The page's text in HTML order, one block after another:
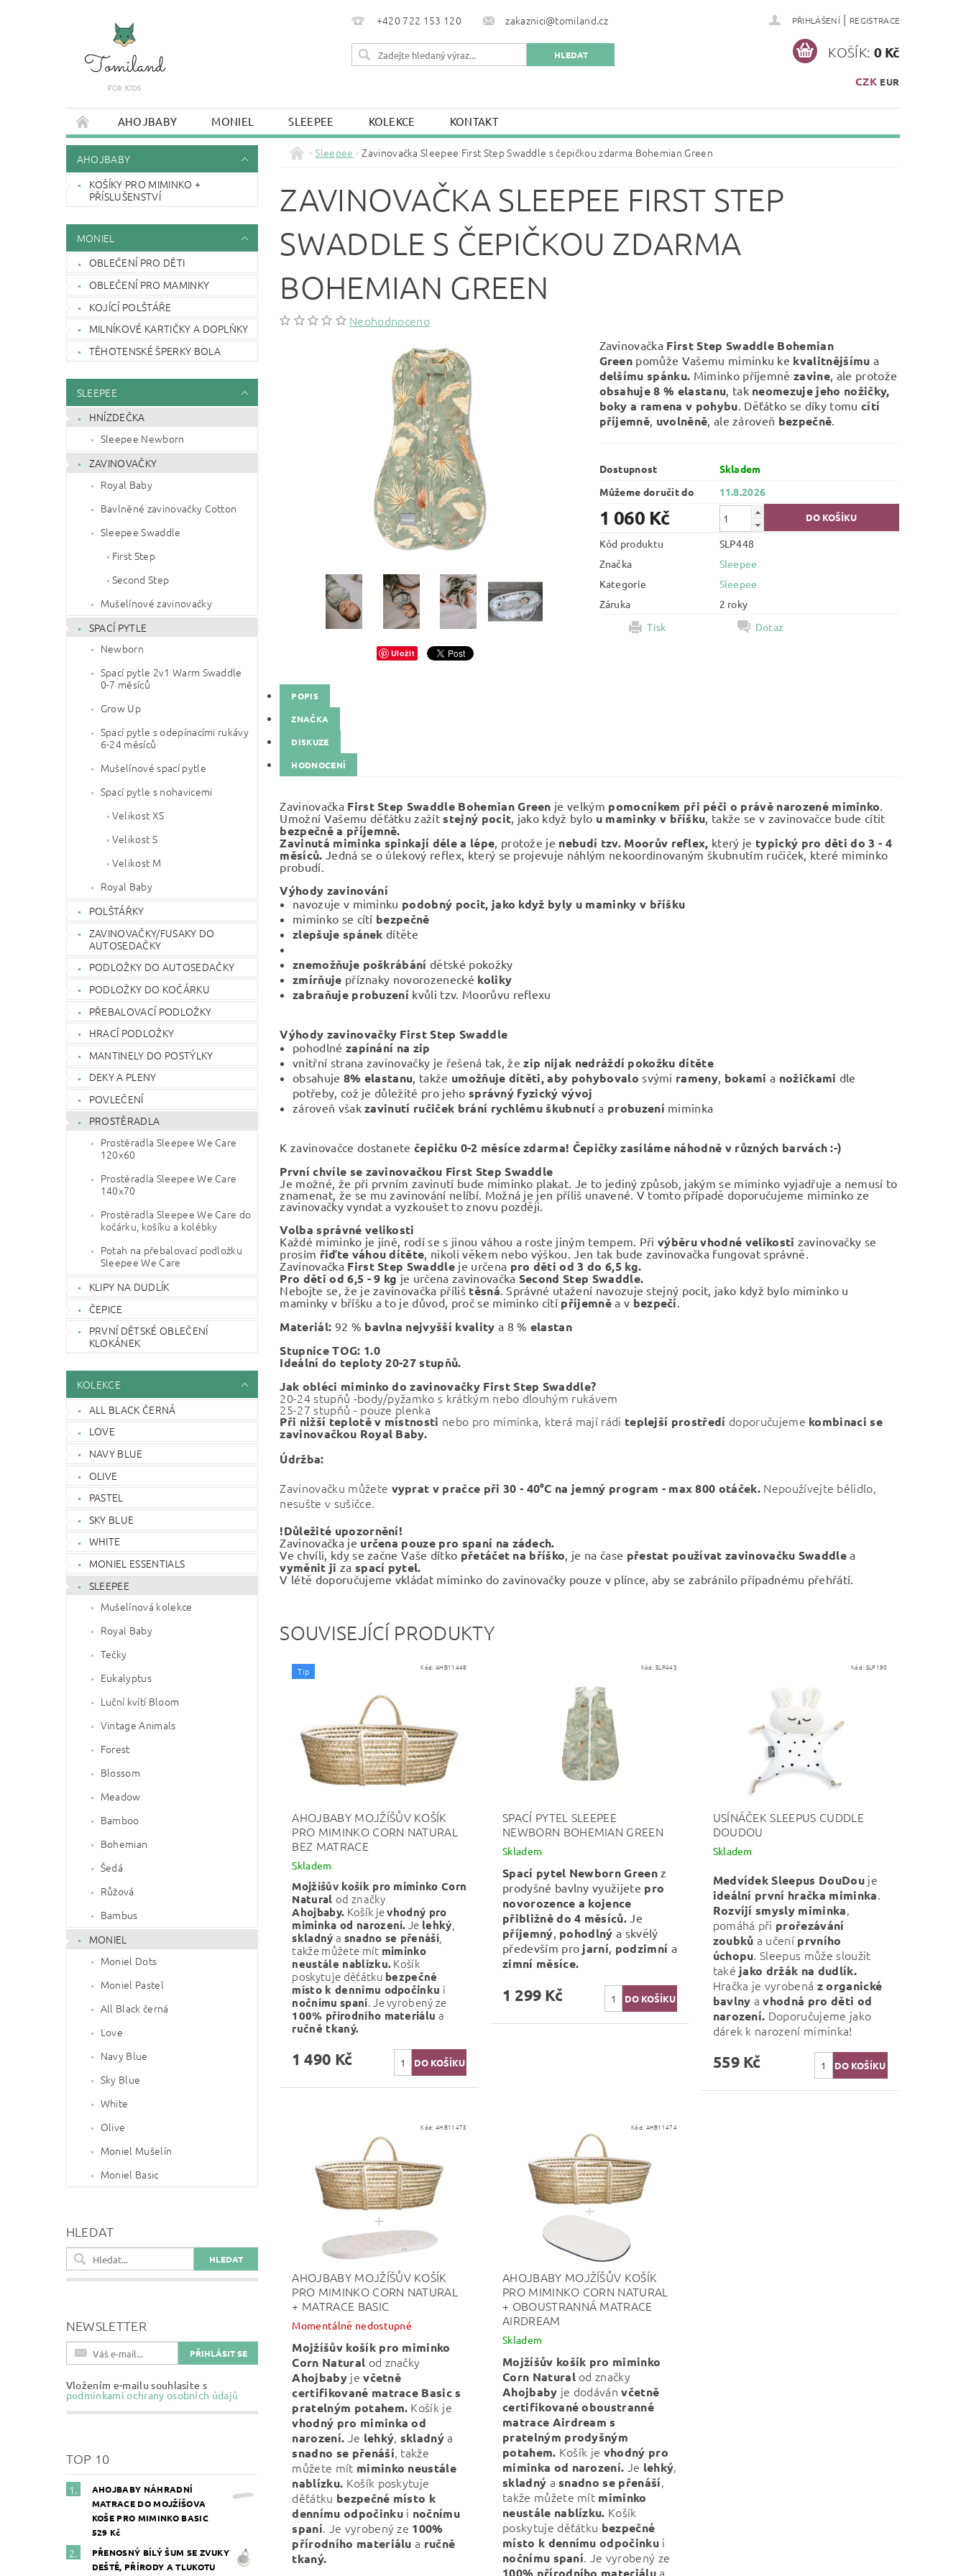
+420 722 153 120 zakaznici@tomiland.cz PŘIHLÁŠENÍ | REGISTRACE
CZK EUR
KOŠÍK: 0 Kč
AHOJBABY MONIEL SLEEPEE KOLEKCE KONTAKT
AHOJBABY
KOŠÍKY PRO MIMINKO +
PŘÍSLUŠENSTVÍ
MONIEL
OBLEČENÍ PRO DĚTI
OBLEČENÍ PRO MAMINKY
KOJÍCÍ POLŠTÁŘE
MILNÍKOVÉ KARTIČKY A DOPLŇKY
TĚHOTENSKÉ ŠPERKY BOLA
SLEEPEE
HNÍZDEČKA
Sleepee Newborn
ZAVINOVAČKY
Royal Baby
Bavlněné zavinovačky Cotton
Sleepee Swaddle
First Step
Second Step
Mušelínové zavinovačky
SPACÍ PYTLE
Newborn
Spací pytle 2v1 Warm Swaddle
0-7 měsíců
Grow Up
Spací pytle s odepínacími rukávy
6-24 měsíců
Mušelínové spací pytle
Spací pytle s nohavicemi
Velikost XS
Velikost S
Velikost M
Royal Baby
POLŠTÁŘKY
ZAVINOVAČKY/FUSAKY DO
AUTOSEDAČKY
PODLOŽKY DO AUTOSEDAČKY
PODLOŽKY DO KOČÁRKU
PŘEBALOVACÍ PODLOŽKY
HRACÍ PODLOŽKY
MANTINELY DO POSTÝLKY
DEKY A PLENY
POVLEČENÍ
PROSTĚRADLA
Prostěradla Sleepee We Care
120x60
Prostěradla Sleepee We Care
140x70
Prostěradla Sleepee We Care do
kočárku, košíku a kolébky
Potah na přebalovací podložku
Sleepee We Care
KLIPY NA DUDLÍK
ČEPICE
PRVNÍ DĚTSKÉ OBLEČENÍ
KLOKÁNEK
KOLEKCE
ALL BLACK ČERNÁ
LOVE
NAVY BLUE
OLIVE
PASTEL
SKY BLUE
WHITE
MONIEL ESSENTIALS
SLEEPEE
Mušelínová kolekce
Royal Baby
Tečky
Eukalyptus
Luční kvítí Bloom
Vintage Animals
Forest
Blossom
Meadow
Bamboo
Bohemian
Šedá
Růžová
Bambus
MONIEL
Moniel Dots
Moniel Pastel
All Black černá
Love
Navy Blue
Sky Blue
White
Olive
Moniel Mušelín
Moniel Basic
HLEDAT
NEWSLETTER
Vložením e-mailu souhlasíte s
podmínkami ochrany osobních údajů
TOP 10
AHOJBABY NÁHRADNÍ
MATRACE DO MOJŽÍŠOVA
KOŠE PRO MIMINKO BASIC
529 Kč
PŘENOSNÝ BÍLÝ ŠUM SE ZVUKY
DEŠTĚ, PŘÍRODY A TLUKOTU
Sleepee Zavinovačka Sleepee First Step Swaddle s čepičkou zdarma Bohemian Green
ZAVINOVAČKA SLEEPEE FIRST STEP
SWADDLE S ČEPIČKOU ZDARMA
BOHEMIAN GREEN
Neohodnoceno
Uložit
Zavinovačka First Step Swaddle Bohemian
Green pomůže Vašemu miminku ke kvalitnějšímu a
delšímu spánku. Miminko příjemnězavine, ale protože
obsahuje 8 % elastanu, tak neomezuje jeho nožičky,
boky a ramena v pohybu. Děťátko se díky tomu cítí
příjemně, uvolněně, ale zároveň bezpečně.
Dostupnost
Skladem
Můžeme doručit do
11.8.2026
1 060 Kč
Kód produktu
SLP448
Značka
Sleepee
Kategorie
Sleepee
Záruka
2 roky
Tisk
Dotaz
POPIS
ZNAČKA
DISKUZE
HODNOCENÍ
Zavinovačka First Step Swaddle Bohemian Green je velkým pomocníkem při péči o právě narozené miminko.
Umožní Vašemu děťátku zažítstejný pocit, jako když bylo u maminky v bříšku, takže se v zavinovačce bude cítit
bezpečně a příjemně.
Zavinutá miminka spinkají déle a lépe, protože je nebudí tzv. Moorův reflex, který je typický pro děti do 3 - 4
měsíců. Jedná se o úlekový reflex, který se projevuje náhlým nekoordinovaným škubnutím ručiček, které miminko
probudí.
Výhody zavinování
navozuje v miminku podobný pocit, jako když byly u maminky v bříšku
miminko se cítí bezpečně
zlepšuje spánek dítěte
znemožňuje poškrábání dětské pokožky
zmírňuje příznaky novorozenecké koliky
zabraňuje probuzení kvůli tzv. Moorůvu reflexu
Výhody zavinovačky First Step Swaddle
pohodlné zapínání na zip
vnitřní strana zavinovačky je řešená tak, že zip nijak nedráždí pokožku dítěte
obsahuje 8% elastanu, takže umožňuje dítěti, aby pohybovalo svými rameny, bokami a nožičkami dle
potřeby, což je důležité pro jeho správný fyzický vývoj
zároveň všakzavinutí ručiček brání rychlému škubnutí a probuzení miminka
K zavinovačce dostanetečepičku 0-2 měsíce zdarma! Čepičky zasíláme náhodně v různých barvách :-)
První chvíle se zavinovačkou First Step Swaddle
Je možné, že při prvním zavinutí bude miminko plakat. Je to jediný způsob, jakým se miminko vyjadřuje a nemusí to
znamenat, že se mu zavinování nelíbí. Možná je jen příliš unavené. V tomto případě doporučujeme miminko ze
zavinovačky vyndat a vyzkoušet to znovu později.
Volba správné velikosti
Každé miminko je jiné, rodí se s jinou váhou a roste jiným tempem. Přivýběru vhodné velikosti zavinovačky se
prosím řiďte váhou dítěte, nikoli věkem nebo výškou. Jen tak bude zavinovačka fungovat správně.
Zavinovačka First Step Swaddle je určena pro děti od 3 do 6,5 kg.
Pro děti od 6,5 - 9 kg je určena zavinovačka Second Step Swaddle.
Nebojte se, že je zavinovačka příliš těsná. Správné utažení navozuje stejný pocit, jako když bylo miminko u
maminky v bříšku a to je důvod, proč se miminko cítí příjemněa v bezpečí.
Materiál: 92 % bavlna nejvyšší kvality a 8 % elastan
Stupnice TOG: 1.0
Ideální do teploty 20-27 stupňů.
Jak obléci miminko do zavinovačky First Step Swaddle?
20-24 stupňů -body/pyžamko s krátkým nebo dlouhým rukávem
25-27 stupňů - pouze plenka
Při nižší teplotě v místnosti nebo pro miminka, která mají rádi teplejší prostředí doporučujeme kombinaci se
zavinovačkou Royal Baby.
Údržba:
Zavinovačku můžete vyprat v pračce při 30 - 40°C na jemný program - max 800 otáček. Nepoužívejte bělidlo,
nesušte v sušičce.
!Důležité upozornění!
Zavinovačka je určena pouze pro spaní na zádech.
Ve chvíli, kdy se začne Vaše dítko přetáčet na bříško, je na čase přestat používat zavinovačku Swaddle a
vyměnit ji za spací pytel.
V létě doporučujeme vkládat miminko do zavinovačky pouze v plínce, aby se zabránilo případnému přehřátí.
SOUVISEJÍCÍ PRODUKTY
Tip Kód: AHB11448
AHOJBABY MOJŽÍŠŮV KOŠÍK
PRO MIMINKO CORN NATURAL
BEZ MATRACE
Skladem
Mojžíšův košík pro miminko Corn
Natural od značky
Ahojbaby. Košík jevhodný pro
miminka od narození. Je lehký
skladný a snadno se přenáší
takže můžete mít miminko
neustále nablízku. Košík
poskytuje děťátku bezpečné
místo k dennímu odpočinku i
nočnímu spaní. Je vyrobený ze
100% přírodního materiálu a
ručně tkaný.
1 490 Kč
Kód:SLP443
SPACÍ PYTEL SLEEPEE
NEWBORN BOHEMIAN GREEN
Skladem
Spací pytel Newborn Greenz
prodyšné bavlny využijete pro
novorozence a kojence
přibližně do 4 měsíců. Je
příjemný pohodlný a skvělý
především pro jarní podzimní a
zimní měsíce.
1 299 Kč
Kód: SLP190
USÍNÁČEK SLEEPUS CUDDLE
DOUDOU
Skladem
Medvídek Sleepus DouDou je
ideální první hračka miminka.
Rozvíjí smysly miminka,
pomáhá při prořezávání
zoubků a učení prvního
úchopu. Sleepus může sloužit
také jako držák na dudlík.
Hračka je vyrobená z organické
bavlny avhodná pro děti od
narození. Doporučujeme jako
dárek k narození miminka!
559 Kč
Kód: AHB11475
AHOJBABY MOJŽÍŠŮV KOŠÍK
PRO MIMINKO CORN NATURAL
+ MATRACE BASIC
Momentálně nedostupné
Mojžíšův košík pro miminko
Corn Natural od značky
Ahojbabyjevčetně
certifikované matrace Basic s
pratelným potahem. Košík je
vhodný pro miminka od
narození. Je lehký, skladnýa
snadno se přenáší, takže
můžete mít miminko neustále
nablízku. Košík poskytuje
děťátku bezpečné místo k
dennímu odpočinkui nočnímu
spaní. Je vyrobený ze 100%
přírodního materiálu a ručně
tkaný.
Kód: AHB11474
AHOJBABY MOJŽÍŠŮV KOŠÍK
PRO MIMINKO CORN NATURAL
+ OBOUSTRANNÁ MATRACE
AIRDREAM
Skladem
Mojžíšův košík pro miminko
Corn Natural od značky
Ahojbaby je dodávánvčetně
certifikované oboustranné
matrace Airdream s
pratelným prodyšným
potahem. Košík je vhodný pro
miminka od narození. Je lehký,
skladný asnadno se přenáší,
takže můžete mít miminko
neustále nablízku. Košík
poskytuje děťátku bezpečné
místo k dennímu odpočinkui
nočnímu spaní. Je vyrobený ze
100% přírodního materiálua